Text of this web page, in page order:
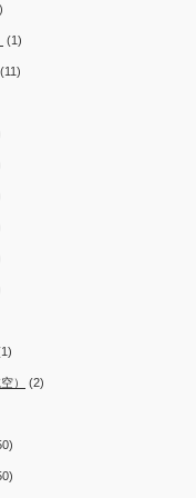
(1)
(11)
） (2)